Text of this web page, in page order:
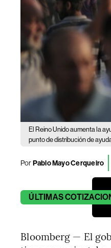
El Reino Unido aumenta la
punto de distribución de
PorPablo Mayo Cerqueiro
ÚLTIMAS
Bloomberg — El